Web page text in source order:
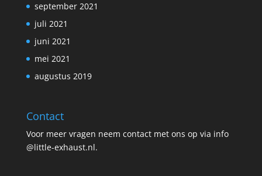
september 2021
juli 2021
juni 2021
mei 2021
augustus 2019
Contact
Voor meer vragen neem contact met ons op via info
@little-exhaust.nl.